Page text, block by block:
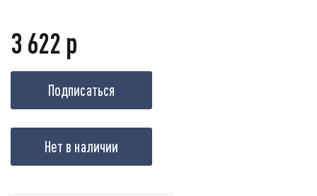
3 622 р
Подписаться
Нет в наличии